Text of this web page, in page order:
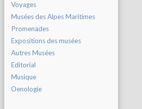
Voyages
Musées des Alpes Maritimes
Promenades
Expositions des musées
Autres Musées
Editorial
Musique
Oenologie